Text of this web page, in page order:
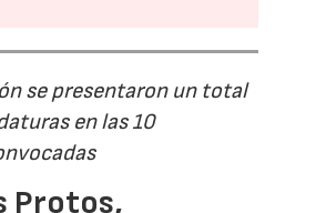
se presentaron un total
en las 10
Protos,